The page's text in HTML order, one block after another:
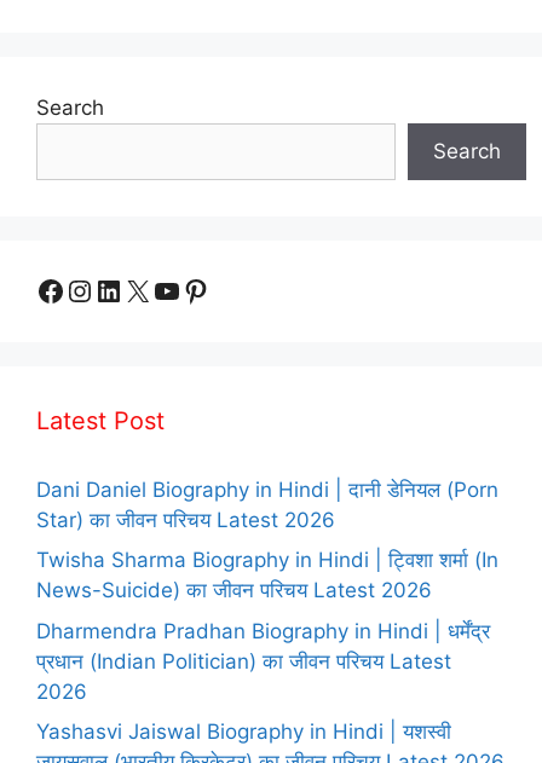
Search
Search
Facebook
Instagram
LinkedIn
X YouTube
Pinterest
Latest Post
Dani Daniel Biography in Hindi | दानी डेनियल (Porn
Star) का जीवन परिचय Latest 2026
Twisha Sharma Biography in Hindi | ट्विशा शर्मा (In
News-Suicide) का जीवन परिचय Latest 2026
Dharmendra Pradhan Biography in Hindi | धर्मेंद्र
प्रधान (Indian Politician) का जीवन परिचय Latest
2026
Yashasvi Jaiswal Biography in Hindi | यशस्वी